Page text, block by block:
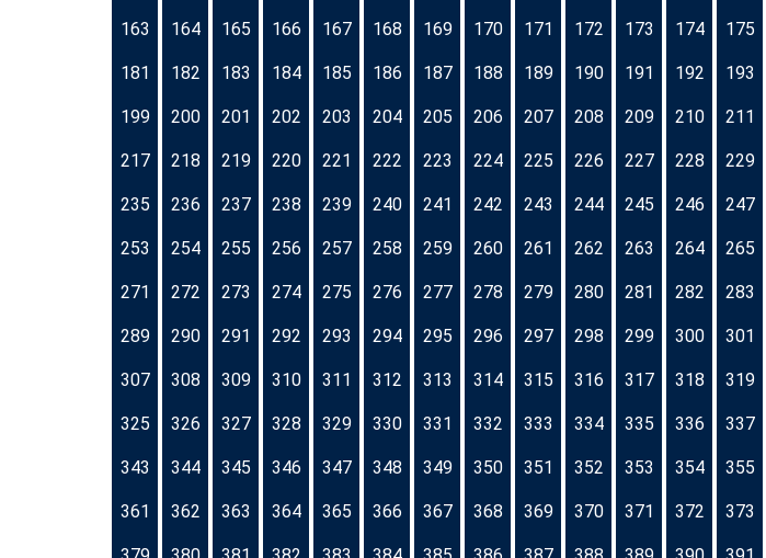
163 164 165 166 167 168 169 170 171 172 173 174 175
181 182 183 184 185 186 187 188 189 190 191 192 193
199 200 201 202 203 204 205 206 207 208 209 210 211
217 218 219 220 221 222 223 224 225 226 227 228 229
235 236 237 238 239 240 241 242 243 244 245 246 247
253 254 255 256 257 258 259 260 261 262 263 264 265
271 272 273 274 275 276 277 278 279 280 281 282 283
289 290 291 292 293 294 295 296 297 298 299 300 301
307 308 309 310 311 312 313 314 315 316 317 318 319
325 326 327 328 329 330 331 332 333 334 335 336 337
343 344 345 346 347 348 349 350 351 352 353 354 355
361 362 363 364 365 366 367 368 369 370 371 372 373